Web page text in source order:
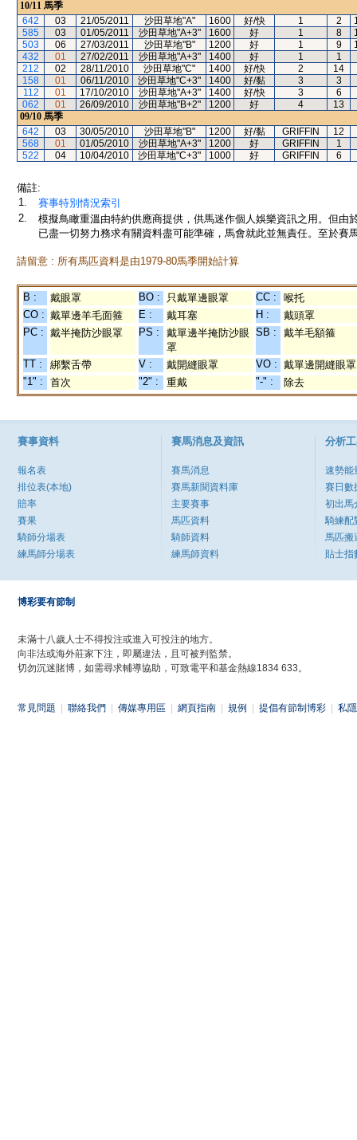
10/11 馬季
642
03 21/05/2011 沙田草地"A" 1600 好/快 1 2
585
03 01/05/2011 沙田草地"A+3" 1600 好 1 8
503
06 27/03/2011 沙田草地"B" 1200 好 1 9
432
01 27/02/2011 沙田草地"A+3" 1400 好 1 1
212
02 28/11/2010 沙田草地"C" 1400 好/快 2 14
158
01 06/11/2010 沙田草地"C+3" 1400 好/黏 3 3
112
01 17/10/2010 沙田草地"A+3" 1400 好/快 3 6
062
01 26/09/2010 沙田草地"B+2" 1200 好 4 13
09/10 馬季
642
03 30/05/2010 沙田草地"B" 1200 好/黏 GRIFFIN
12
568
01 01/05/2010 沙田草地"A+3" 1200 好 GRIFFIN
1
522
04 10/04/2010 沙田草地"C+3" 1000 好 GRIFFIN 6
備註:
1.
賽事特別情況索引
2.
模擬鳥瞰重溫由特約供應商提供，供馬迷作個人娛樂資訊之用。但
已盡一切努力務求有關資料盡可能準確，馬會就此並無責任。至於賽
請留意 : 所有馬匹資料是由1979-80馬季開始計算
B : 戴眼罩 BO : 只戴單邊眼罩 CC :
喉托
CO : 戴單邊羊毛面箍 E : 戴耳塞 H :
戴頭罩
PC : 戴半掩防沙眼罩 PS :
戴單邊半掩防沙眼
罩
SB : 戴羊毛額箍
TT : 綁繫舌帶 V : 戴開縫眼罩 VO : 戴單邊開縫眼罩
"1" :
首次 "2" : 重戴 "-" : 除去
賽事資料
報名表
排位表(本地)
賠率
賽果
騎師分場表
練馬師分場表
賽馬消息及資訊
賽馬消息
賽馬新聞資料庫
主要賽事
馬匹資料
騎師資料
練馬師資料
分析
速勢能
賽日數
初出馬
騎練配
馬匹搬
貼士指
博彩要有節制
未滿十八歲人士不得投注或進入可投注的地方。
向非法或海外莊家下注，即屬違法，且可被判監禁。
切勿沉迷賭博，如需尋求輔導協助，可致電平和基金熱線1834 633。
常見問題 聯絡我們 傳媒專用區 網頁指南 規例 提倡有節制博彩 私